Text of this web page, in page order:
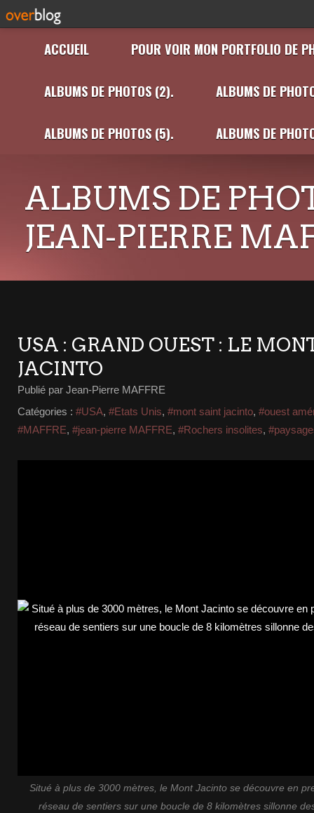
ACCUEIL POUR VOIR MON PORTFOLIO DE
ALBUMS DE PHOTOS (2). ALBUMS DE
ALBUMS DE PHOTOS (5). ALBUMS DE
ALBUMS DE
JEAN-PIERRE
USA : GRAND OUEST : LE
JACINTO
Publié par Jean-Pierre MAFFRE
Catégories : #USA, #Etats Unis, #mont saint jacinto, #ouest
#MAFFRE, #jean-pierre MAFFRE, #Rochers insolites,
Situé à plus de 3000 mètres, le Mont Jacinto se découvre en
réseau de sentiers sur une boucle de 8 kilomètres sillonne